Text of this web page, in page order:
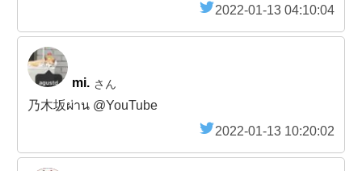
2022-01-13 04:10:04
mi. さん
乃木坂ผ่าน @YouTube
2022-01-13 10:20:02